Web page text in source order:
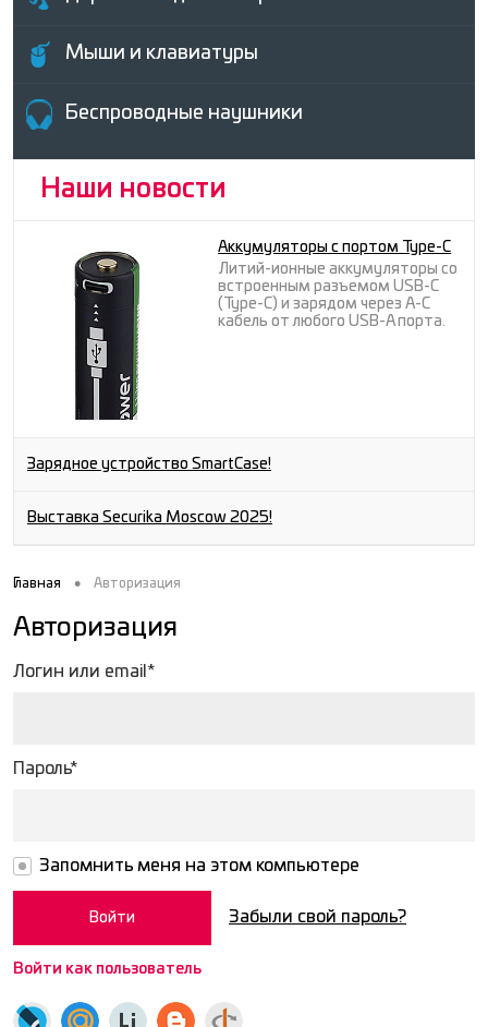
Мыши и клавиатуры
Беcпроводные наушники
Наши новости
Аккумуляторы с портом Type-C
Литий-ионные аккумуляторы со
встроенным разъемом USB-C
(Type-C) и зарядом через A-C
кабель от любого USB-A порта.
Зарядное устройство SmartCase!
Выставка Securika Moscow 2025!
Главная • Авторизация
Авторизация
Логин или email*
Пароль*
Запомнить меня на этом компьютере
Забыли свой пароль?
Войти как пользователь